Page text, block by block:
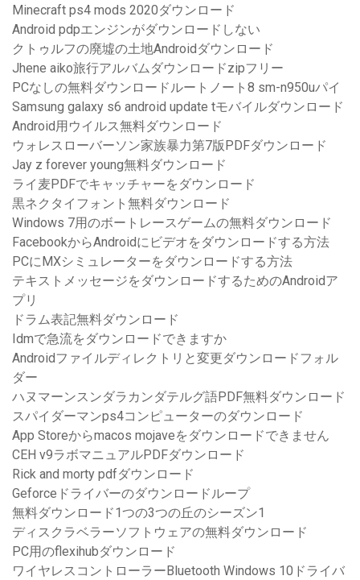
Minecraft ps4 mods 2020ダウンロード
Android pdpエンジンがダウンロードしない
クトゥルフの廃墟の土地Androidダウンロード
Jhene aiko旅行アルバムダウンロードzipフリー
PCなしの無料ダウンロードルートノート8 sm-n950uパイ
Samsung galaxy s6 android update tモバイルダウンロード
Android用ウイルス無料ダウンロード
ウォレスローバーソン家族暴力第7版PDFダウンロード
Jay z forever young無料ダウンロード
ライ麦PDFでキャッチャーをダウンロード
黒ネクタイフォント無料ダウンロード
Windows 7用のボートレースゲームの無料ダウンロード
FacebookからAndroidにビデオをダウンロードする方法
PCにMXシミュレーターをダウンロードする方法
テキストメッセージをダウンロードするためのAndroidア
プリ
ドラム表記無料ダウンロード
Idmで急流をダウンロードできますか
Androidファイルディレクトリと変更ダウンロードフォル
ダー
ハヌマーンスンダラカンダテルグ語PDF無料ダウンロード
スパイダーマンps4コンピューターのダウンロード
App Storeからmacos mojaveをダウンロードできません
CEH v9ラボマニュアルPDFダウンロード
Rick and morty pdfダウンロード
Geforceドライバーのダウンロードループ
無料ダウンロード1つの3つの丘のシーズン1
ディスクラベラーソフトウェアの無料ダウンロード
PC用のflexihubダウンロード
ワイヤレスコントローラーBluetooth Windows 10ドライバ